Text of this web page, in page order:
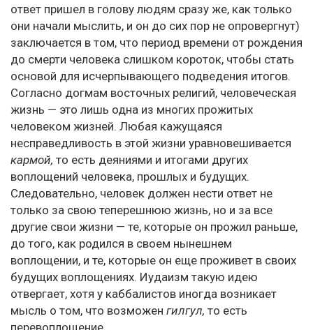
ответ пришел в голову людям сразу же, как только
они начали мыслить, и он до сих пор не опровергнут)
заключается в том, что период времени от рождения
до смерти человека слишком короток, чтобы стать
основой для исчерпывающего подведения итогов.
Согласно догмам восточных религий, человеческая
жизнь — это лишь одна из многих прожитых
человеком жизней. Любая кажущаяся
несправедливость в этой жизни уравновешивается
кармой, то есть деяниями и итогами других
воплощений человека, прошлых и будущих.
Следовательно, человек должен нести ответ не
только за свою теперешнюю жизнь, но и за все
другие свои жизни — те, которые он прожил раньше,
до того, как родился в своем нынешнем
воплощении, и те, которые он еще проживет в своих
будущих воплощениях. Иудаизм такую идею
отвергает, хотя у каббалистов иногда возникает
мысль о том, что возможен гилгул, то есть
перевоплощение.